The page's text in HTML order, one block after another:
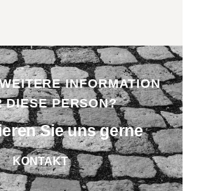
INFORMATION
DIESE PERSON?
Sie uns gerne
KONTAKT